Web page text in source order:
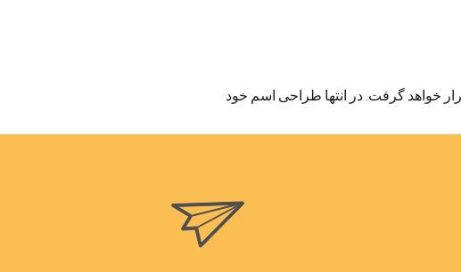
خواهد گرفت. در انتها طراحی اسم خود